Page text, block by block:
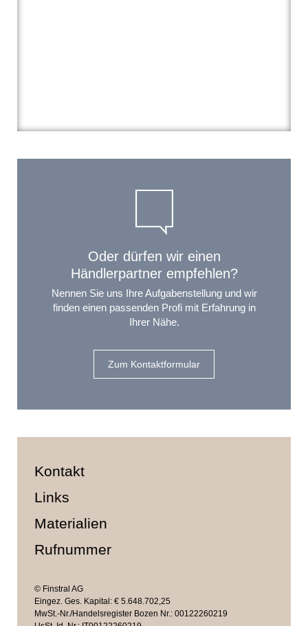
Oder dürfen wir einen
Händlerpartner empfehlen?
Nennen Sie uns Ihre Aufgabenstellung und wir
finden einen passenden Profi mit Erfahrung in
Ihrer Nähe.
Zum Kontaktformular
Kontakt
Links
Materialien
Rufnummer
© Finstral AG
Eingez. Ges. Kapital: € 5.648.702,25
MwSt.-Nr./Handelsregister Bozen Nr.: 00122260219